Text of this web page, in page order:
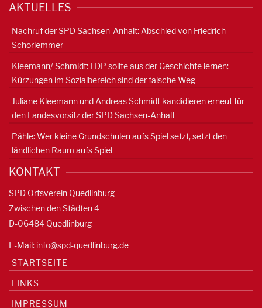
AKTUELLES
Nachruf der SPD Sachsen-Anhalt: Abschied von Friedrich
Schorlemmer
Kleemann/ Schmidt: FDP sollte aus der Geschichte lernen:
Kürzungen im Sozialbereich sind der falsche Weg
Juliane Kleemann und Andreas Schmidt kandidieren erneut für
den Landesvorsitz der SPD Sachsen-Anhalt
Pähle: Wer kleine Grundschulen aufs Spiel setzt, setzt den
ländlichen Raum aufs Spiel
KONTAKT
SPD Ortsverein Quedlinburg
Zwischen den Städten 4
D-06484 Quedlinburg
E-Mail: info@spd-quedlinburg.de
STARTSEITE
LINKS
IMPRESSUM